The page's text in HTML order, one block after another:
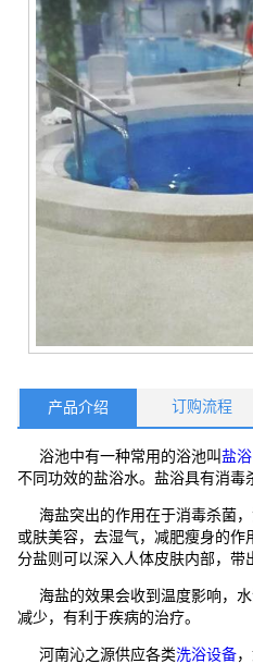
产品介绍 订购流程
浴池中有一种常用的浴池叫盐浴
不同功效的盐浴水。盐浴具有消毒
海盐突出的作用在于消毒杀菌，
或肤美容，去湿气，减肥瘦身的
分盐则可以深入人体皮肤内部，带
海盐的效果会收到温度影响，水
减少，有利于疾病的治疗。
河南沁之源供应各类洗浴设备